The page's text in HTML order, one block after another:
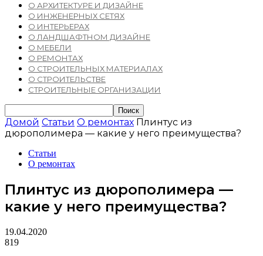
О АРХИТЕКТУРЕ И ДИЗАЙНЕ
О ИНЖЕНЕРНЫХ СЕТЯХ
О ИНТЕРЬЕРАХ
О ЛАНДШАФТНОМ ДИЗАЙНЕ
О МЕБЕЛИ
О РЕМОНТАХ
О СТРОИТЕЛЬНЫХ МАТЕРИАЛАХ
О СТРОИТЕЛЬСТВЕ
СТРОИТЕЛЬНЫЕ ОРГАНИЗАЦИИ
Домой Статьи О ремонтах Плинтус из
дюрополимера — какие у него преимущества?
Статьи
О ремонтах
Плинтус из дюрополимера —
какие у него преимущества?
19.04.2020
819